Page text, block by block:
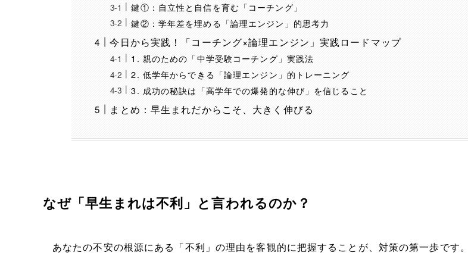
鍵①：自立性と自信を育む「コーチング」
鍵②：学年差を埋める「論理エンジン」的思考力
今日から実践！「コーチング×論理エンジン」実践ロードマップ
1. 親のための「中学受験コーチング」実践法
2. 低学年からできる「論理エンジン」的トレーニング
3. 成功の秘訣は「高学年での爆発的な伸び」を信じること
まとめ：早生まれだからこそ、大きく伸びる
なぜ「早生まれは不利」と言われるのか？
あなたの不安の根源にある「不利」の理由を客観的に把握することが、対策の第一歩です。